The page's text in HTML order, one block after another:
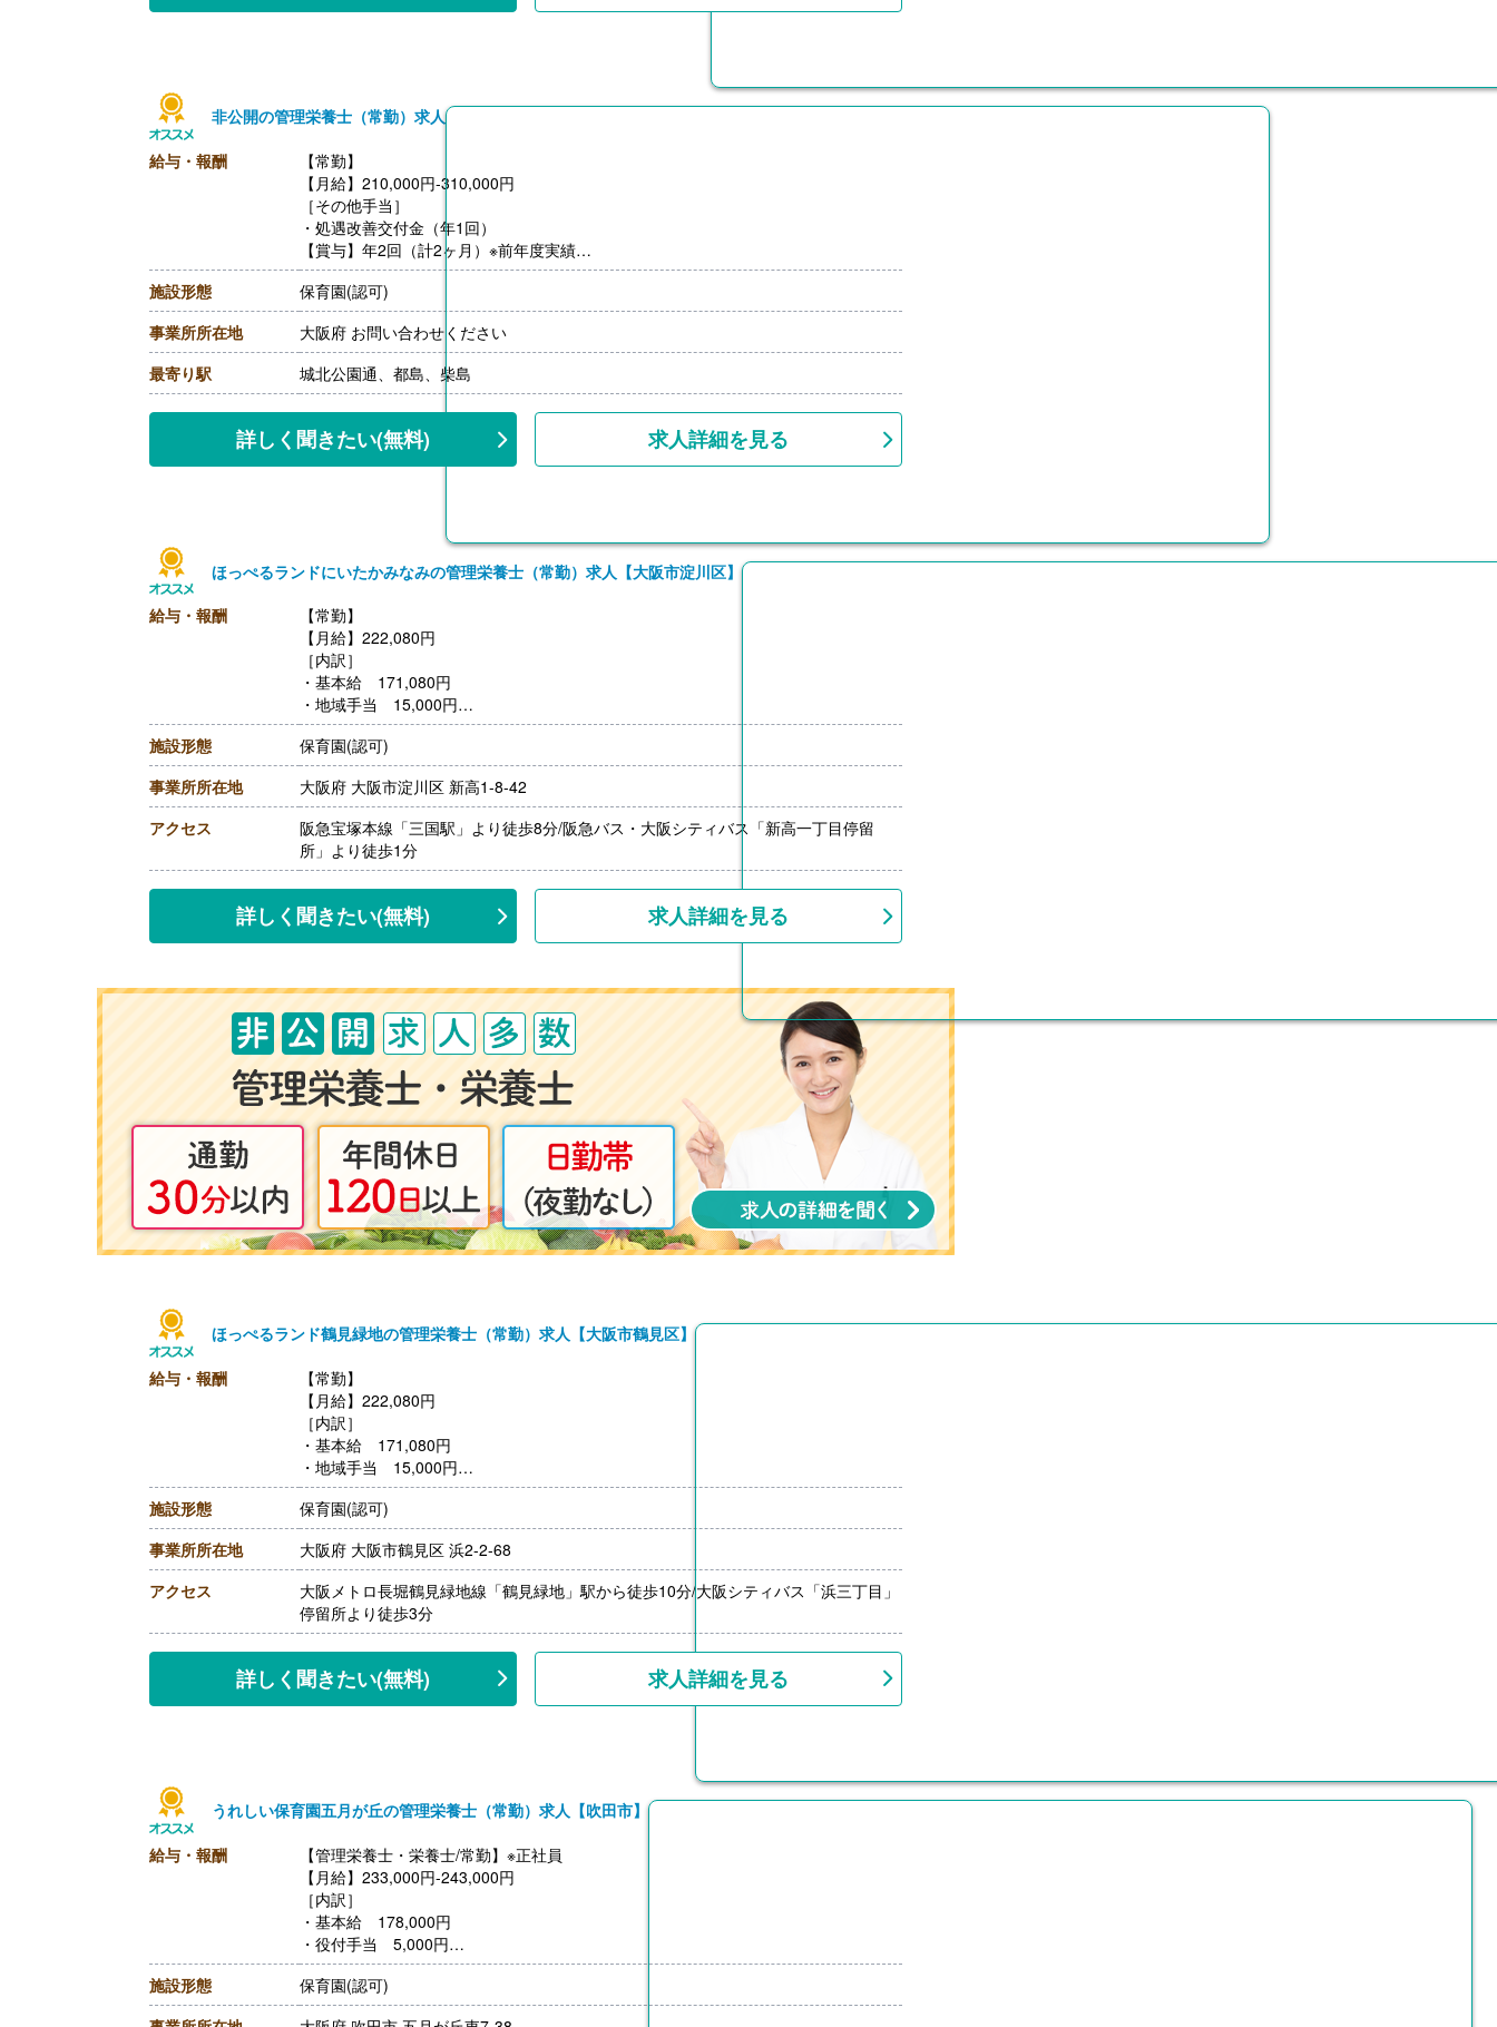
非公開の管理栄養士（常勤）求人
給与・報酬
【常勤】
【月給】210,000円‐310,000円
［その他手当］
・処遇改善交付金（年1回）
【賞与】年2回（計2ヶ月）※前年度実績
【通勤手当】上限30,000円まで
【退職金】あり※勤続5年以上
施設形態
保育園(認可)
事業所所在地
大阪府 お問い合わせください
最寄り駅
城北公園通、都島、柴島
詳しく聞きたい(無料) 求人詳細を見る
ほっぺるランドにいたかみなみの管理栄養士（常勤）求人【大阪市淀川区】
給与・報酬
【常勤】
【月給】222,080円
［内訳］
・基本給 171,080円
・地域手当 15,000円
・処遇改善手当 21,000円
・処遇改善臨時手当 9,000円
・職務手当 6,000円
【賞与】年2回（計2.00ヶ月分）※前年度実績
【通勤手当】あり（25,000円/月）
【昇給】あり※能力に応じる
【退職金】あり
施設形態
保育園(認可)
事業所所在地
大阪府 大阪市淀川区 新高1-8-42
アクセス
阪急宝塚本線「三国駅」より徒歩8分/阪急バス・大阪シティバス「新高一丁目停留
所」より徒歩1分
詳しく聞きたい(無料) 求人詳細を見る
ほっぺるランド鶴見緑地の管理栄養士（常勤）求人【大阪市鶴見区】
給与・報酬
【常勤】
【月給】222,080円
［内訳］
・基本給 171,080円
・地域手当 15,000円
・処遇改善手当 21,000円
・処遇改善臨時手当 9,000円
・職務手当 6,000円
【賞与】年2回（計2.00ヶ月分）※前年度実績
【通勤手当】あり（25,000円/月）
【昇給】あり※能力に応じる
【退職金】あり
施設形態
保育園(認可)
事業所所在地
大阪府 大阪市鶴見区 浜2-2-68
アクセス
大阪メトロ長堀鶴見緑地線「鶴見緑地」駅から徒歩10分/大阪シティバス「浜三丁目」
停留所より徒歩3分
詳しく聞きたい(無料) 求人詳細を見る
うれしい保育園五月が丘の管理栄養士（常勤）求人【吹田市】
給与・報酬
【管理栄養士・栄養士/常勤】※正社員
【月給】233,000円-243,000円
［内訳］
・基本給 178,000円
・役付手当 5,000円
・地域手当 10,000円
・業態手当 35,000円
・資格手当（栄養士） 5,000円
施設形態
保育園(認可)